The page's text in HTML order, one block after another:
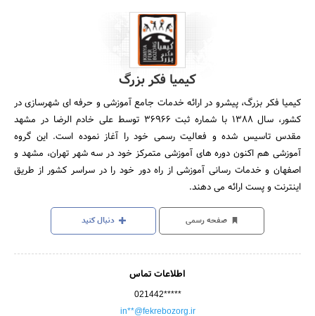
کیمیا فکر بزرگ
کیمیا فکر بزرگ، پیشرو در ارائه خدمات جامع آموزشی و حرفه ای شهرسازی در
کشور، سال 1388 با شماره ثبت 36966 توسط علی خادم الرضا در مشهد
مقدس تاسیس شده و فعالیت رسمی خود را آغاز نموده است. این گروه
آموزشی هم اکنون دوره های آموزشی متمرکز خود در سه شهر تهران، مشهد و
اصفهان و خدمات رسانی آموزشی از راه دور خود را در سراسر کشور از طریق
اینترنت و پست ارائه می دهند.
صفحه رسمی دنبال کنید
اطلاعات تماس
021442*****
in**@fekrebozorg.ir